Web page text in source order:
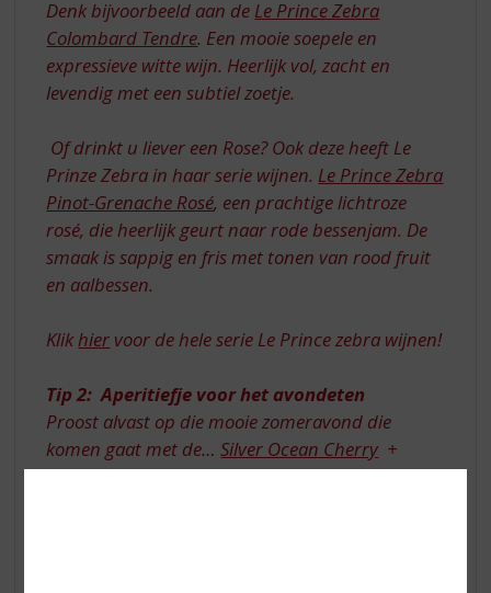
Denk bijvoorbeeld aan de Le Prince Zebra
Colombard Tendre. Een mooie soepele en
expressieve witte wijn. Heerlijk vol, zacht en
levendig met een subtiel zoetje.
Of drinkt u liever een Rose? Ook deze heeft Le
Prinze Zebra in haar serie wijnen. Le Prince Zebra
Pinot-Grenache Rosé, een prachtige lichtroze
rosé, die heerlijk geurt naar rode bessenjam. De
smaak is sappig en fris met tonen van rood fruit
en aalbessen.
Klikhier voor de hele serie Le Prince zebra wijnen!
Tip 2: Aperitiefje voor het avondeten
Proost alvast op die mooie zomeravond die
komen gaat met de…Silver Ocean Cherry +
Santa Maria al Monte Amaretto. Deze nieuw